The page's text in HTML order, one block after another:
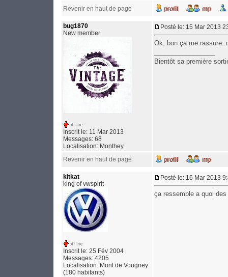
Revenir en haut de page
bug1870
New member
Inscrit le: 11 Mar 2013
Messages: 68
Localisation: Monthey
Posté le: 15 Mar 2013
Ok, bon ça me
Bientôt sa première
Revenir en haut de page
kitkat
king of vwspirit
Inscrit le: 25 Fév 2004
Messages: 4205
Localisation: Mont de Vougney
(180 habitants)
Posté le: 16 Mar 2013
ça ressemble a quoi